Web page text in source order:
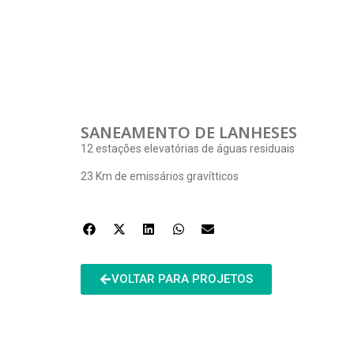
SANEAMENTO DE LANHESES
12 estações elevatórias de águas residuais
23 Km de emissários gravítticos
VOLTAR PARA PROJETOS